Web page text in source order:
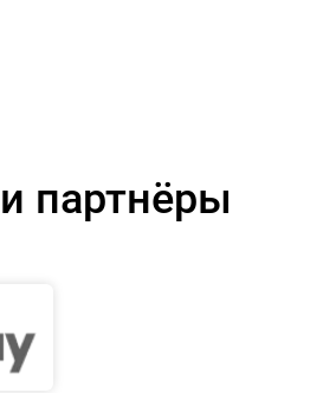
партнёры